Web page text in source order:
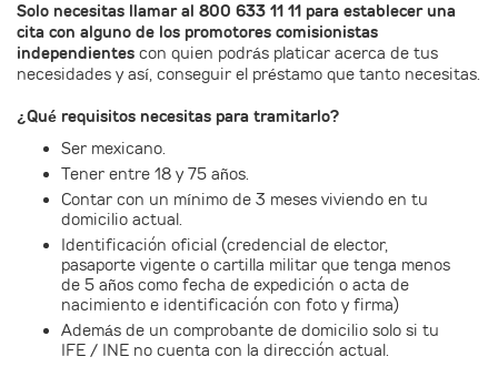
Solo necesitas llamar al 800 633 11 11 para establecer una
cita con alguno de los promotores comisionistas
independientes con quien podrás platicar acerca de tus
necesidades y así, conseguir el préstamo que tanto necesitas.
¿Qué requisitos necesitas para tramitarlo?
Ser mexicano.
Tener entre 18 y 75 años.
Contar con un mínimo de 3 meses viviendo en tu
domicilio actual.
Identificación oficial (credencial de elector,
pasaporte vigente o cartilla militar que tenga menos
de 5 años como fecha de expedición o acta de
nacimiento e identificación con foto y firma)
Además de un comprobante de domicilio solo si tu
IFE / INE no cuenta con la dirección actual.